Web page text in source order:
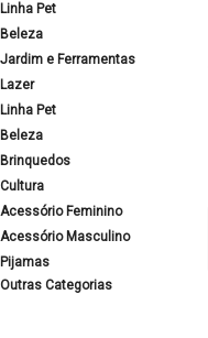
Linha Pet
Beleza
Jardim e Ferramentas
Lazer
Linha Pet
Beleza
Brinquedos
Cultura
Acessório Feminino
Acessório Masculino
Pijamas
Outras Categorias